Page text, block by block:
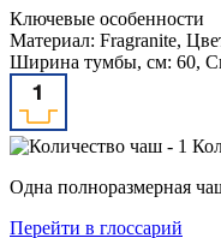
Ключевые особенности
Материал: Fragranite,
Ширина тумбы, см: 60,
Одна полноразмерная
Перейти в глоссарий